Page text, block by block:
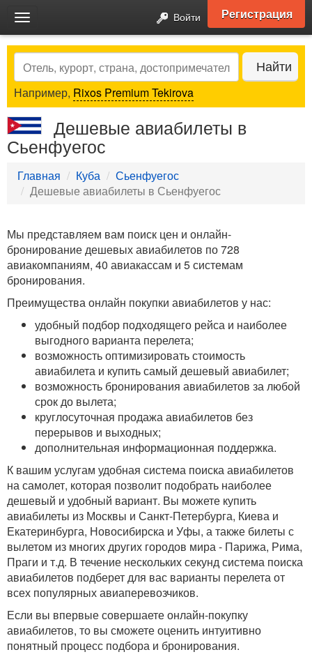
Toggle
navigation
Войти Регистрация
Search Найти
Например, Rixos Premium Tekirova
Дешевые авиабилеты в
Сьенфуегос
Главная Куба
Сьенфуегос
Дешевые авиабилеты в Сьенфуегос
Мы представляем вам поиск цен и онлайн-
бронирование дешевых авиабилетов по 728
авиакомпаниям, 40 авиакассам и 5 системам
бронирования.
Преимущества онлайн покупки авиабилетов у нас:
удобный подбор подходящего рейса и наиболее
выгодного варианта перелета;
возможность оптимизировать стоимость
авиабилета и купить самый дешевый авиабилет;
возможность бронирования авиабилетов за любой
срок до вылета;
круглосуточная продажа авиабилетов без
перерывов и выходных;
дополнительная информационная поддержка.
К вашим услугам удобная система поиска авиабилетов
на самолет, которая позволит подобрать наиболее
дешевый и удобный вариант. Вы можете купить
авиабилеты из Москвы и Санкт-Петербурга, Киева и
Екатеринбурга, Новосибирска и Уфы, а также билеты с
вылетом из многих других городов мира - Парижа, Рима,
Праги и т.д. В течение нескольких секунд система поиска
авиабилетов подберет для вас варианты перелета от
всех популярных авиаперевозчиков.
Если вы впервые совершаете онлайн-покупку
авиабилетов, то вы сможете оценить интуитивно
понятный процесс подбора и бронирования.